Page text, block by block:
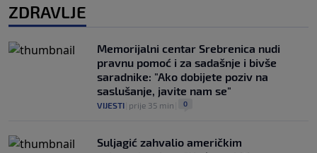
ZDRAVLJE
Memorijalni centar Srebrenica nudi
pravnu pomoć i za sadašnje i bivše
saradnike: "Ako dobijete poziv na
saslušanje, javite nam se"
VIJESTI prije 35 min 0
Suljagić zahvalio američkim